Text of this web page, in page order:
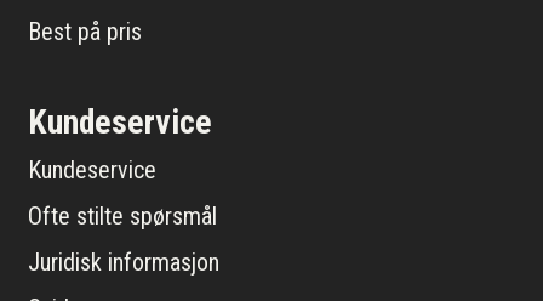
Best på pris
Kundeservice
Kundeservice
Ofte stilte spørsmål
Juridisk informasjon